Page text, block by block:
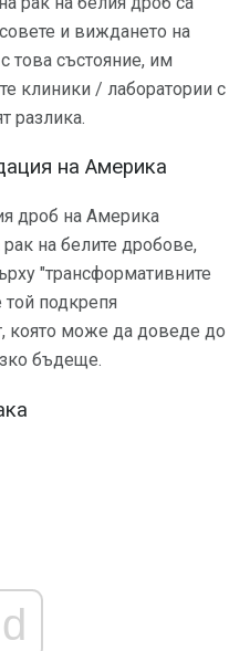
и виждането на
това състояние, им
клиники / лаборатории с
разлика.
на Америка
дроб на Америка
на белите дробове,
"трансформативните
той подкрепя
която може да доведе до
бъдеще.